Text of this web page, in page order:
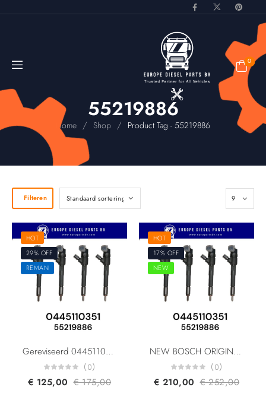
0
55219886
Home / Shop / Product Tag - 55219886
Filteren
HOT
29% OFF
REMAN
Gereviseerd 0445110351 55219886 1723813 BS51-9F593-AA 95517513 For Fiat Lancia Alfa Romeo Ford Opel Suzuki Vauxhall 1.3L
(0)
€ 125,00 €175,00
HOT
17% OFF
NEW
NEW BOSCH ORIGINAL 0445110351 552198861723813 BS51-9F593-AA 95517513 1980 EQ Fiat Ford Alfa Romeo Lancia Suzuki Opel CR Diesel Injector 1.3L
(0)
€ 210,00 €252,00